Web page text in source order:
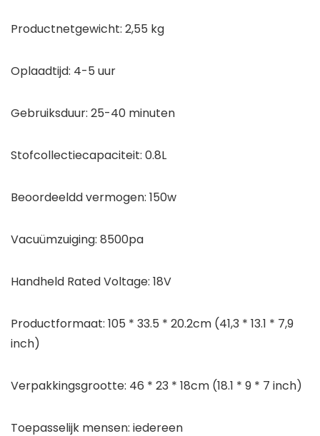
Productnetgewicht: 2,55 kg
Oplaadtijd: 4-5 uur
Gebruiksduur: 25-40 minuten
Stofcollectiecapaciteit: 0.8L
Beoordeeldd vermogen: 150w
Vacuümzuiging: 8500pa
Handheld Rated Voltage: 18V
Productformaat: 105 * 33.5 * 20.2cm (41,3 * 13.1 * 7,9
inch)
Verpakkingsgrootte: 46 * 23 * 18cm (18.1 * 9 * 7 inch)
Toepasselijk mensen: iedereen